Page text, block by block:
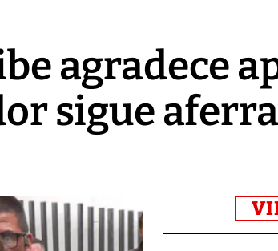
agradece
sigue